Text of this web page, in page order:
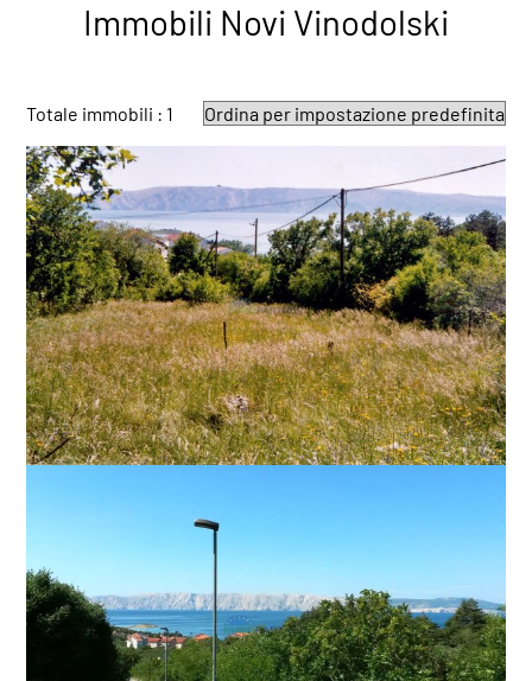
Immobili Novi Vinodolski
Totale immobili : 1